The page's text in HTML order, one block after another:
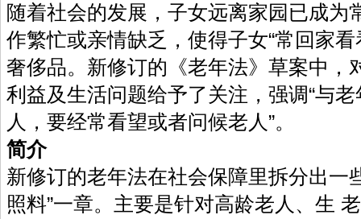
随着社会的发展，子女远离家园已成为
作繁忙或亲情缺乏，使得子女“常回家
奢侈品。新修订的《老年法》草案中，
利益及生活问题给予了关注，强调“与
人，要经常看望或者问候老人”。
简介
新修订的老年法在社会保障里拆分出一
照料”一章。主要是针对高龄老人、生